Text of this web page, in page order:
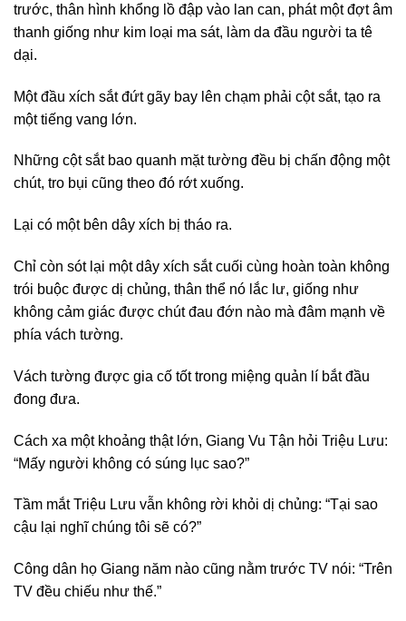
trước, thân hình khổng lồ đập vào lan can, phát một đợt âm
thanh giống như kim loại ma sát, làm da đầu người ta tê
dại.
Một đầu xích sắt đứt gãy bay lên chạm phải cột sắt, tạo ra
một tiếng vang lớn.
Những cột sắt bao quanh mặt tường đều bị chấn động một
chút, tro bụi cũng theo đó rớt xuống.
Lại có một bên dây xích bị tháo ra.
Chỉ còn sót lại một dây xích sắt cuối cùng hoàn toàn không
trói buộc được dị chủng, thân thể nó lắc lư, giống như
không cảm giác được chút đau đớn nào mà đâm mạnh về
phía vách tường.
Vách tường được gia cố tốt trong miệng quản lí bắt đầu
đong đưa.
Cách xa một khoảng thật lớn, Giang Vu Tận hỏi Triệu Lưu:
“Mấy người không có súng lục sao?”
Tầm mắt Triệu Lưu vẫn không rời khỏi dị chủng: “Tại sao
cậu lại nghĩ chúng tôi sẽ có?”
Công dân họ Giang năm nào cũng nằm trước TV nói: “Trên
TV đều chiếu như thế.”